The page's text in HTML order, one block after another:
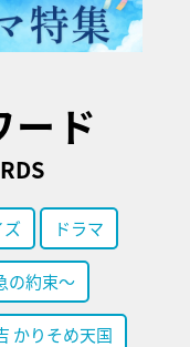
ード
ドラマ
の約束～
かりそめ天国